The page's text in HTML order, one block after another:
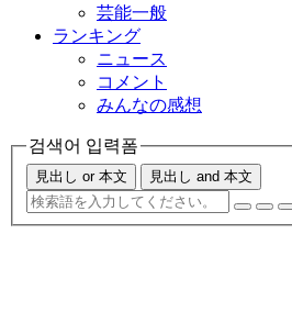
芸能一般
ランキング
ニュース
コメント
みんなの感想
검색어 입력폼
見出し or 本文 見出し and 本文